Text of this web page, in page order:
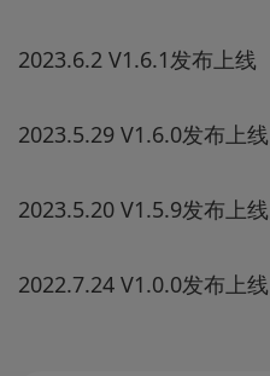
2023.6.2 V1.6.1发布上线
2023.5.29 V1.6.0发布上线
2023.5.20 V1.5.9发布上线
2022.7.24 V1.0.0发布上线